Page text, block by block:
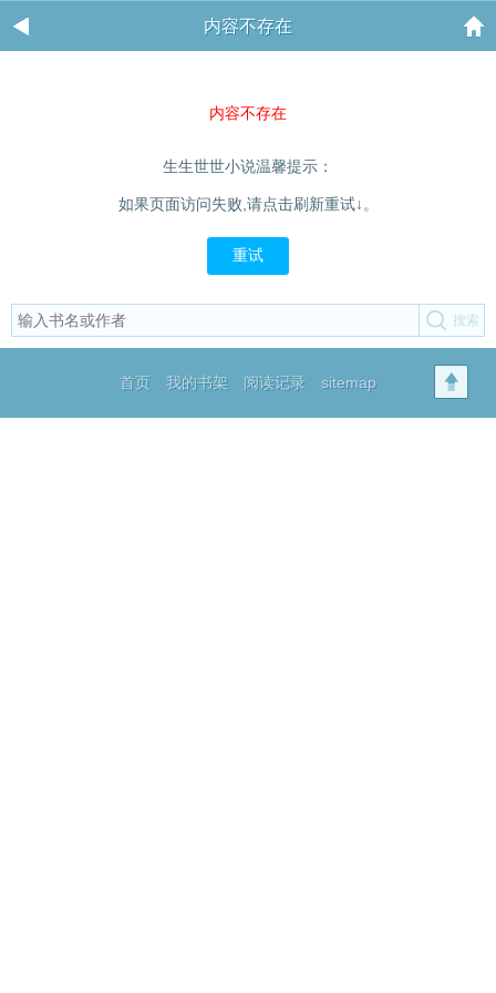
内容不存在
内容不存在
生生世世小说温馨提示：
如果页面访问失败,请点击刷新重试↓。
重试
首页 我的书架 阅读记录 sitemap